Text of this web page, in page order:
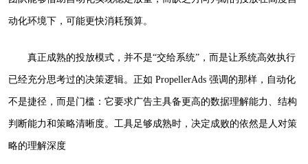
动化环境下，可能更快消耗预算。
真正成熟的投放模式，并不是“交给系统”，而是让系统高效执行
已经充分思考过的决策逻辑。正如 PropellerAds 强调的那样，自动化
不是捷径，而是门槛：它要求广告主具备更高的数据理解能力、结构
判断能力和策略清晰度。工具足够成熟时，决定成败的依然是人对策
略的理解深度